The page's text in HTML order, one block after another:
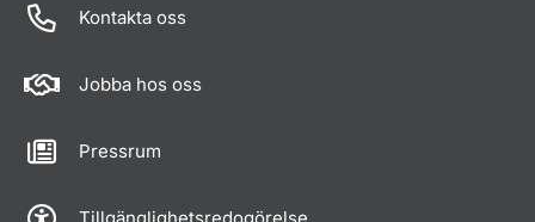
Kontakta oss
Jobba hos oss
Pressrum